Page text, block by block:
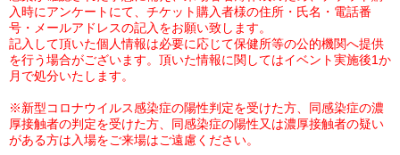
入時にアンケートにて、 チケット購入者様の住所・氏名・電話番
号・メールアドレスの記入をお願い致します。
記入して頂いた個人情報は必要に応じて保健所等の公的機関へ提供
を行う場合がございます。頂いた情報に関してはイベント実施後1か
月で処分いたします。
※新型コロナウイルス感染症の陽性判定を受けた方、同感染症の濃
厚接触者の判定を受けた方、同感染症の陽性又は濃厚接触者の疑い
がある方は入場をご来場はご遠慮ください。